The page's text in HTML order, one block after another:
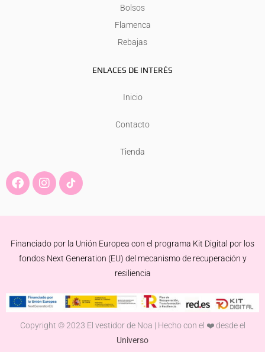
Bolsos
Flamenca
Rebajas
ENLACES DE INTERÉS
Inicio
Contacto
Tienda
F
a
e
o
k
I
n
t
r
a
Financiado por la Unión Europea con el programa Kit Digital por los
fondos Next Generation (EU) del mecanismo de recuperación y
resiliencia
Copyright © 2023 El vestidor de Noa | Hecho con el ❤️ desde el
Universo